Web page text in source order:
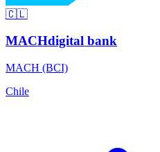
🇨🇱
MACHdigital bank
MACH (BCI)
Chile